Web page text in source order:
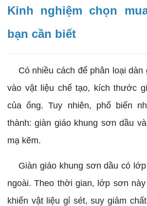
Kinh nghiệm chọn
bạn cần biết
Có nhiều cách để phân loại dàn
vào vật liệu chế tạo, kích thước
của ống. Tuy nhiên, phổ biến
thành: giàn giáo khung sơn dầu
mạ kẽm.
Giàn giáo khung sơn dầu có lớp
ngoài. Theo thời gian, lớp sơn
khiến vật liệu gỉ sét, suy giảm